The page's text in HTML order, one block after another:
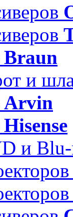
Braun
и
Arvin
Hisense
и